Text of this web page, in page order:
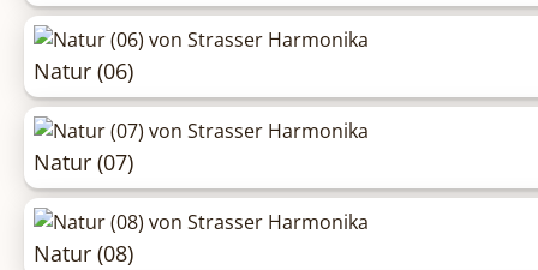
Natur (06)
Natur (07)
Natur (08)